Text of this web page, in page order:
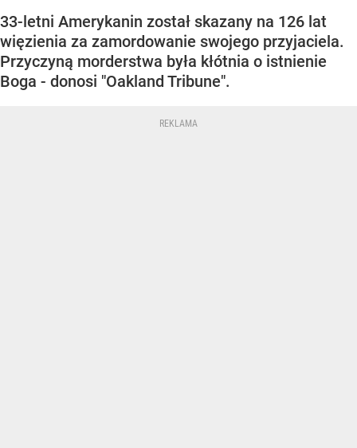
33-letni Amerykanin został skazany na 126 lat
więzienia za zamordowanie swojego przyjaciela.
Przyczyną morderstwa była kłótnia o istnienie
Boga - donosi "Oakland Tribune".